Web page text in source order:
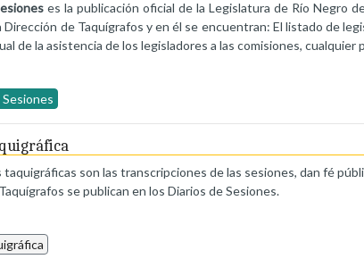
es la publicación oficial de la Legislatura de Río Negro
Dirección de Taquígrafos y en él se encuentran: El listado de
de la asistencia de los legisladores a las comisiones,
taquigráficas son las transcripciones de las sesiones, dan fé
se publican en los Diarios de Sesiones.